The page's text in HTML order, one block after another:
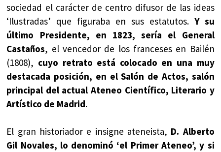
sociedad el carácter de centro difusor de las ideas
‘Ilustradas’ que figuraba en sus estatutos. Y su
último Presidente, en 1823, sería el General
Castaños, el vencedor de los franceses en Bailén
(1808), cuyo retrato está colocado en una muy
destacada posición, en el Salón de Actos, salón
principal del actual Ateneo Científico, Literario y
Artístico de Madrid.
El gran historiador e insigne ateneista, D. Alberto
Gil Novales, lo denominó ‘el Primer Ateneo’, y si